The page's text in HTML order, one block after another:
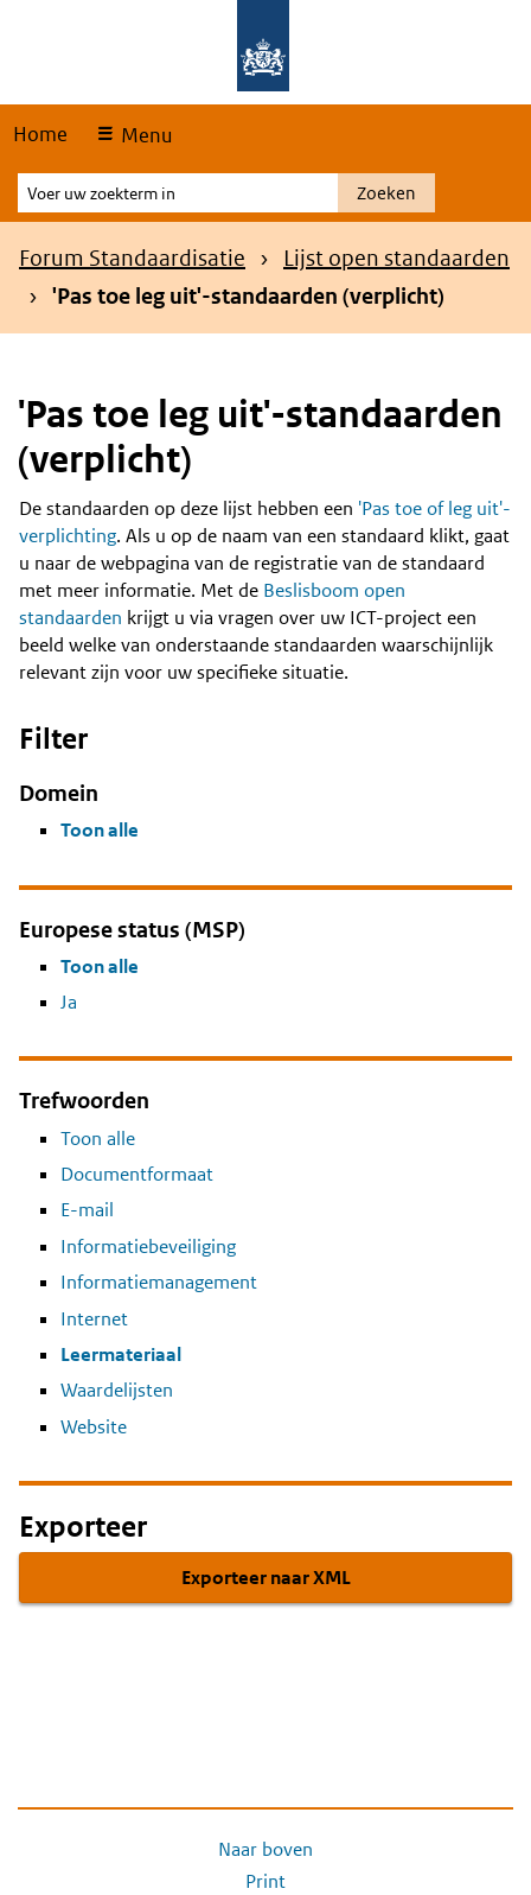
Home Menu
Voer
uw
zoekterm
Zoeken
Kruimelpad
Forum Standaardisatie
Lijst open standaarden
'Pas toe leg uit'-standaarden (verplicht)
'Pas toe leg uit'-standaarden
(verplicht)
Content
De standaarden op deze lijst hebben een 'Pas toe of leg uit'-
verplichting. Als u op de naam van een standaard klikt, gaat
u naar de webpagina van de registratie van de standaard
met meer informatie. Met de Beslisboom open
standaarden krijgt u via vragen over uw ICT-project een
beeld welke van onderstaande standaarden waarschijnlijk
relevant zijn voor uw specifieke situatie.
Filter
Domein
Toon alle
Europese status (MSP)
Toon alle
Ja
Trefwoorden
Toon alle
Documentformaat
E-mail
Informatiebeveiliging
Informatiemanagement
Internet
Leermateriaal
Waardelijsten
Website
Exporteer
Exporteer naar XML
Naar boven
Print